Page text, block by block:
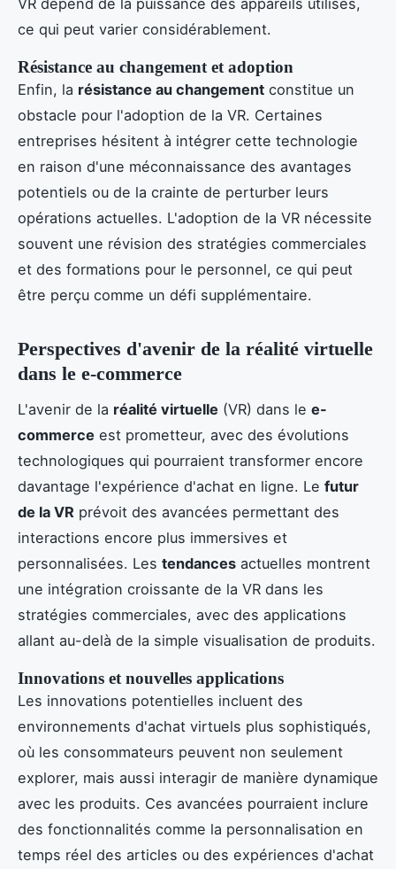
ce qui peut varier considérablement.
Résistance au changement et adoption
Enfin, la résistance au changement constitue un
obstacle pour l'adoption de la VR. Certaines
entreprises hésitent à intégrer cette technologie
en raison d'une méconnaissance des avantages
potentiels ou de la crainte de perturber leurs
opérations actuelles. L'adoption de la VR nécessite
souvent une révision des stratégies commerciales
et des formations pour le personnel, ce qui peut
être perçu comme un défi supplémentaire.
Perspectives d'avenir de la réalité virtuelle
dans le e-commerce
L'avenir de la réalité virtuelle (VR) dans le e-
commerce est prometteur, avec des évolutions
technologiques qui pourraient transformer encore
davantage l'expérience d'achat en ligne. Le futur
de la VR prévoit des avancées permettant des
interactions encore plus immersives et
personnalisées. Les tendances actuelles montrent
une intégration croissante de la VR dans les
stratégies commerciales, avec des applications
allant au-delà de la simple visualisation de produits.
Innovations et nouvelles applications
Les innovations potentielles incluent des
environnements d'achat virtuels plus sophistiqués,
où les consommateurs peuvent non seulement
explorer, mais aussi interagir de manière dynamique
avec les produits. Ces avancées pourraient inclure
des fonctionnalités comme la personnalisation en
temps réel des articles ou des expériences d'achat